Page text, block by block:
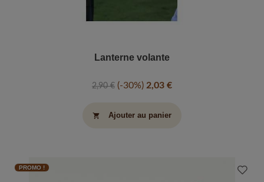
Lanterne volante
2,90 € -30% 2,03 €
shopping_cart Ajouter au panier
PROMO !